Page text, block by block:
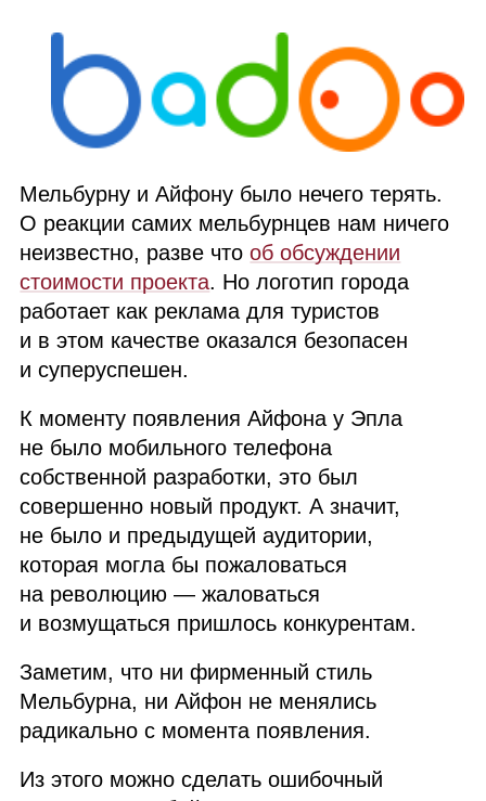
Мельбурну и Айфону было нечего терять.
О реакции самих мельбурнцев нам ничего
неизвестно, разве чтооб обсуждении
стоимости проекта. Но логотип города
работает как реклама для туристов
и в этом качестве оказался безопасен
и суперуспешен.
К моменту появления Айфона у Эпла
не было мобильного телефона
собственной разработки, это был
совершенно новый продукт. А значит,
не было и предыдущей аудитории,
которая могла бы пожаловаться
на революцию — жаловаться
и возмущаться пришлось конкурентам.
Заметим, что ни фирменный стиль
Мельбурна, ни Айфон не менялись
радикально с момента появления.
Из этого можно сделать ошибочный